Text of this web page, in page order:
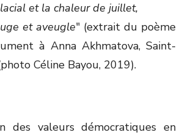
et la chaleur de juillet,
et aveugle" (extrait du poème
à Anna Akhmatova, Saint-
Céline Bayou, 2019).
des valeurs démocratiques en